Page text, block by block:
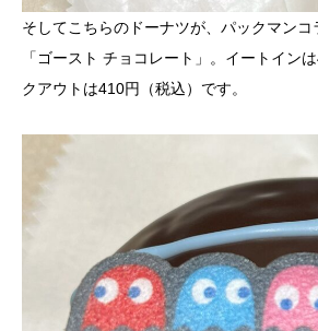
そしてこちらのドーナツが、パックマンコ
「ゴースト チョコレート」。イートイン
クアウトは410円（税込）です。